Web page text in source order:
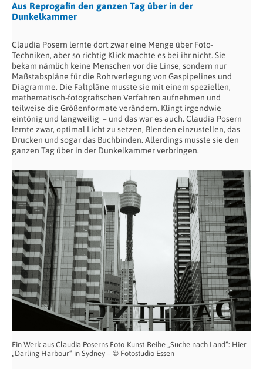
Aus Reprogafin den ganzen Tag über in der
Dunkelkammer
Claudia Posern lernte dort zwar eine Menge über Foto-
Techniken, aber so richtig Klick machte es bei ihr nicht. Sie
bekam nämlich keine Menschen vor die Linse, sondern nur
Maßstabspläne für die Rohrverlegung von Gaspipelines und
Diagramme. Die Faltpläne musste sie mit einem speziellen,
mathematisch-fotografischen Verfahren aufnehmen und
teilweise die Größenformate verändern. Klingt irgendwie
eintönig und langweilig – und das war es auch. Claudia Posern
lernte zwar, optimal Licht zu setzen, Blenden einzustellen, das
Drucken und sogar das Buchbinden. Allerdings musste sie den
ganzen Tag über in der Dunkelkammer verbringen.
Ein Werk aus Claudia Poserns Foto-Kunst-Reihe „Suche nach Land“: Hier
„Darling Harbour“ in Sydney – © Fotostudio Essen